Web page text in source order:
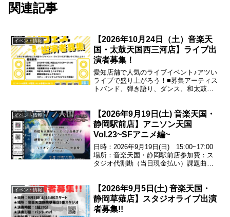
関連記事
イベント情報
【2026年10月24日（土）音楽天
国・太鼓天国西三河店】ライブ出
演者募集！
愛知店舗で人気のライブイベント♪アツい
ライブで盛り上がろう！■募集アーティス
トバンド、弾き語り、ダンス、和太鼓な
+転換リハ15分）■場所安城RADIO
CLUB■...
イベント情報
【2026年9月19日(土) 音楽天国・
静岡駅前店】アニソン天国
Vol.23~SFアニメ編~
日時：2026年9月19日(日) 15:00~17:00
場所：音楽天国・静岡駅前店参加費：ス
タジオ代割勘（当日現金払い）課題曲残
♪AKINO（創聖のアクエリオン）ライ...
イベント情報
【2026年9月5日(土) 音楽天国・
静岡草薙店】スタジオライブ出演
者募集!!